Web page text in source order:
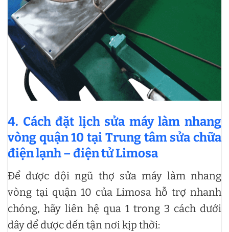
4. Cách đặt lịch sửa máy làm nhang
vòng quận 10 tại Trung tâm sửa chữa
điện lạnh – điện tử Limosa
Để được đội ngũ thợ sửa máy làm nhang
vòng tại quận 10 của Limosa hỗ trợ nhanh
chóng, hãy liên hệ qua 1 trong 3 cách dưới
đây để được đến tận nơi kịp thời: